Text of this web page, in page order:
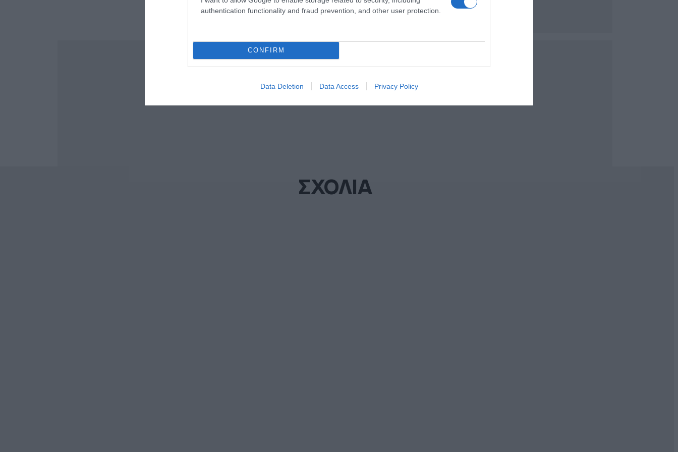
authentication functionality and fraud prevention, and other user protection.
CONFIRM
Data Deletion Data Access Privacy Policy
ΔΙΑΦΗΜΙΣΗ
ΣΧΟΛΙΑ